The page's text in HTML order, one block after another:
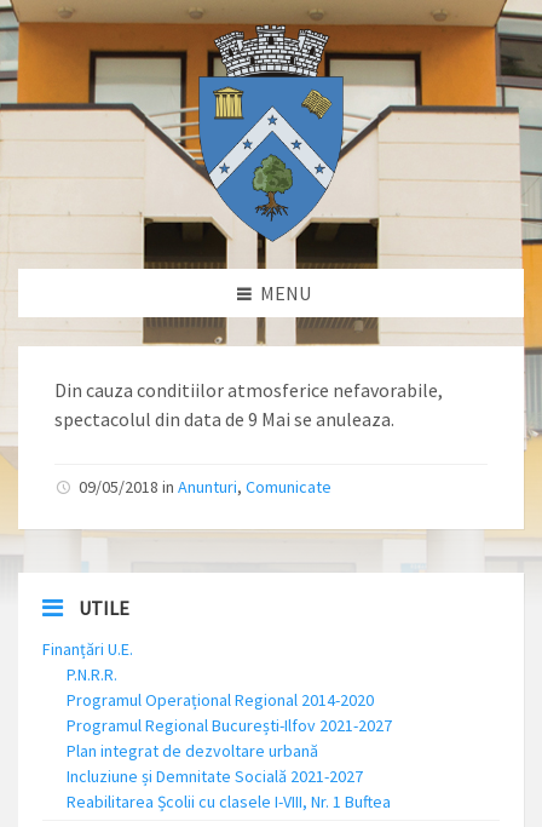
MENU
Din cauza conditiilor atmosferice nefavorabile,
spectacolul din data de 9 Mai se anuleaza.
09/05/2018 in Anunturi, Comunicate
UTILE
Finanțări U.E.
P.N.R.R.
Programul Operațional Regional 2014-2020
Programul Regional București-Ilfov 2021-2027
Plan integrat de dezvoltare urbană
Incluziune și Demnitate Socială 2021-2027
Reabilitarea Școlii cu clasele I-VIII, Nr. 1 Buftea